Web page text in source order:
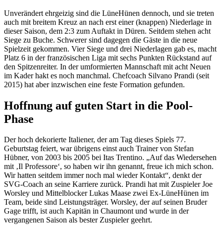
Unverändert ehrgeizig sind die LüneHünen dennoch, und sie treten
auch mit breitem Kreuz an nach erst einer (knappen) Niederlage in
dieser Saison, dem 2:3 zum Auftakt in Düren. Seitdem stehen acht
Siege zu Buche. Schwerer sind dagegen die Gäste in die neue
Spielzeit gekommen. Vier Siege und drei Niederlagen gab es, macht
Platz 6 in der französischen Liga mit sechs Punkten Rückstand auf
den Spitzenreiter. In der umformierten Mannschaft mit acht Neuen
im Kader hakt es noch manchmal. Chefcoach Silvano Prandi (seit
2015) hat aber inzwischen eine feste Formation gefunden.
Hoffnung auf guten Start in die Pool-
Phase
Der hoch dekorierte Italiener, der am Tag dieses Spiels 77.
Geburtstag feiert, war übrigens einst auch Trainer von Stefan
Hübner, von 2003 bis 2005 bei Itas Trentino. „Auf das Wiedersehen
mit ‚Il Professore‘, so haben wir ihn genannt, freue ich mich schon.
Wir hatten seitdem immer noch mal wieder Kontakt“, denkt der
SVG-Coach an seine Karriere zurück. Prandi hat mit Zuspieler Joe
Worsley und Mittelblocker Lukas Maase zwei Ex-LüneHünen im
Team, beide sind Leistungsträger. Worsley, der auf seinen Bruder
Gage trifft, ist auch Kapitän in Chaumont und wurde in der
vergangenen Saison als bester Zuspieler geehrt.